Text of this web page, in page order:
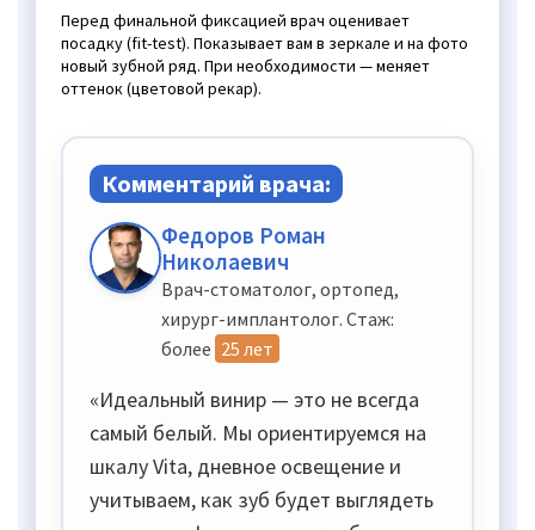
Перед финальной фиксацией врач оценивает
посадку (fit-test). Показывает вам в зеркале и на фото
новый зубной ряд. При необходимости — меняет
оттенок (цветовой рекар).
Комментарий врача:
Федоров Роман
Николаевич
Врач-стоматолог, ортопед,
хирург-имплантолог. Стаж:
более 25 лет
«Идеальный винир — это не всегда
самый белый. Мы ориентируемся на
шкалу Vita, дневное освещение и
учитываем, как зуб будет выглядеть